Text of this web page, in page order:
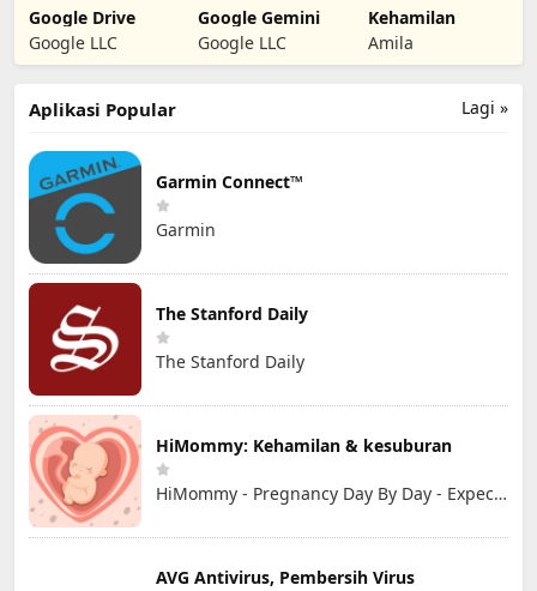
Google Drive
Google LLC
Google Gemini
Google LLC
Kehamilan
Amila
Lagi »
Aplikasi Popular
Garmin Connect™
Garmin
The Stanford Daily
The Stanford Daily
HiMommy: Kehamilan & kesuburan
HiMommy - Pregnancy Day By Day - Expecting Baby
AVG Antivirus, Pembersih Virus